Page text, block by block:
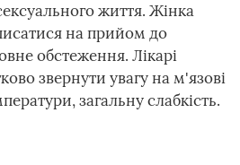
життя. Жінка
на прийом до
обстеження. Лікарі
звернути увагу на м'язові
загальну слабкість.